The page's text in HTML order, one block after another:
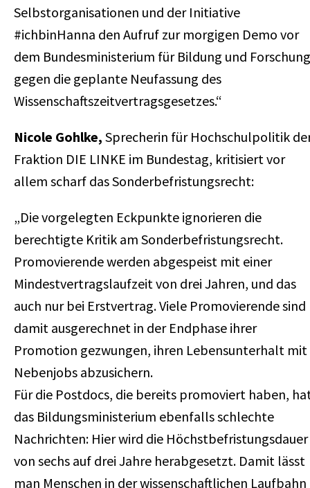
Selbstorganisationen und der Initiative
#ichbinHanna den Aufruf zur morgigen Demo vor
dem Bundesministerium für Bildung und Forschung
gegen die geplante Neufassung des
Wissenschaftszeitvertragsgesetzes.“
Nicole Gohlke, Sprecherin für Hochschulpolitik
Fraktion DIE LINKE im Bundestag, kritisiert vor
allem scharf das Sonderbefristungsrecht:
„Die vorgelegten Eckpunkte ignorieren die
berechtigte Kritik am Sonderbefristungsrecht.
Promovierende werden abgespeist mit einer
Mindestvertragslaufzeit von drei Jahren, und das
auch nur bei Erstvertrag. Viele Promovierende sind
damit ausgerechnet in der Endphase ihrer
Promotion gezwungen, ihren Lebensunterhalt mit
Nebenjobs abzusichern.
Für die Postdocs, die bereits promoviert haben,
das Bildungsministerium ebenfalls schlechte
Nachrichten: Hier wird die Höchstbefristungsdauer
von sechs auf drei Jahre herabgesetzt. Damit lässt
man Menschen in der wissenschaftlichen Laufbahn